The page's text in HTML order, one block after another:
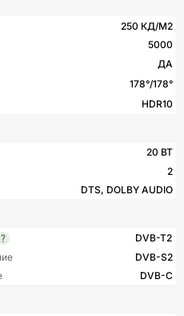
250 КД/М2
5000
ДА
178°/178°
HDR10
20 ВТ
2
DTS, DOLBY AUDIO
DVB-T2
DVB-S2
DVB-C